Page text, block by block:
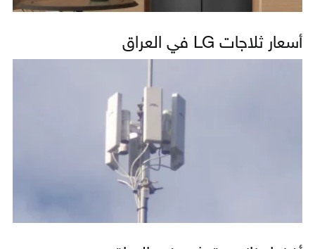
أسعار ثلاجات LG في العراق